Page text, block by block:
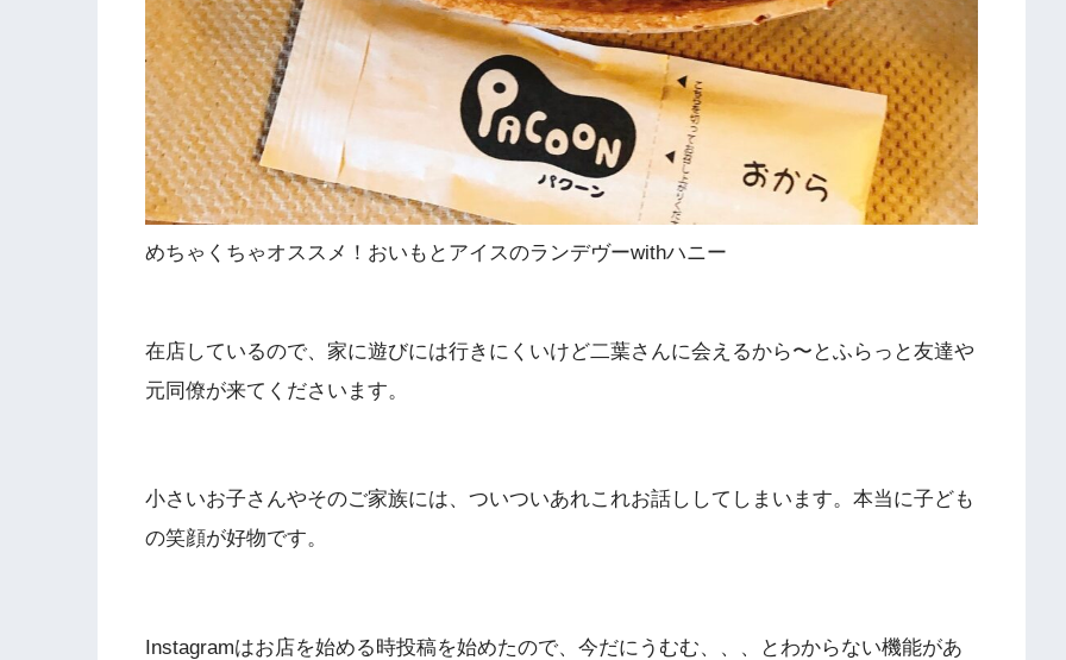
めちゃくちゃオススメ！おいもとアイスのランデヴーwithハニー
在店しているので、家に遊びには行きにくいけど二葉さんに会えるから〜とふらっと友達や
元同僚が来てくださいます。
小さいお子さんやそのご家族には、ついついあれこれお話ししてしまいます。本当に子ども
の笑顔が好物です。
Instagramはお店を始める時投稿を始めたので、今だにうむむ、、、とわからない機能があ